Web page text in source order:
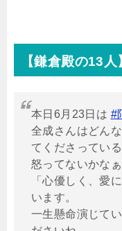
【鎌倉殿の13人
本日6月23日は #
全成さんはどん
てくださってい
怒ってないかなぁ
「心優しく、愛
います。
一生懸命演じて